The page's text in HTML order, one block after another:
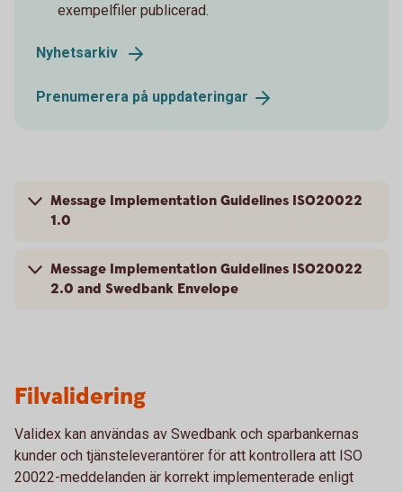
exempelfiler publicerad.
Nyhetsarkiv
Prenumerera på uppdateringar
Message Implementation Guidelines ISO20022
1.0
Message Implementation Guidelines ISO20022
2.0 and Swedbank Envelope
Filvalidering
Validex kan användas av Swedbank och sparbankernas
kunder och tjänsteleverantörer för att kontrollera att ISO
20022-meddelanden är korrekt implementerade enligt